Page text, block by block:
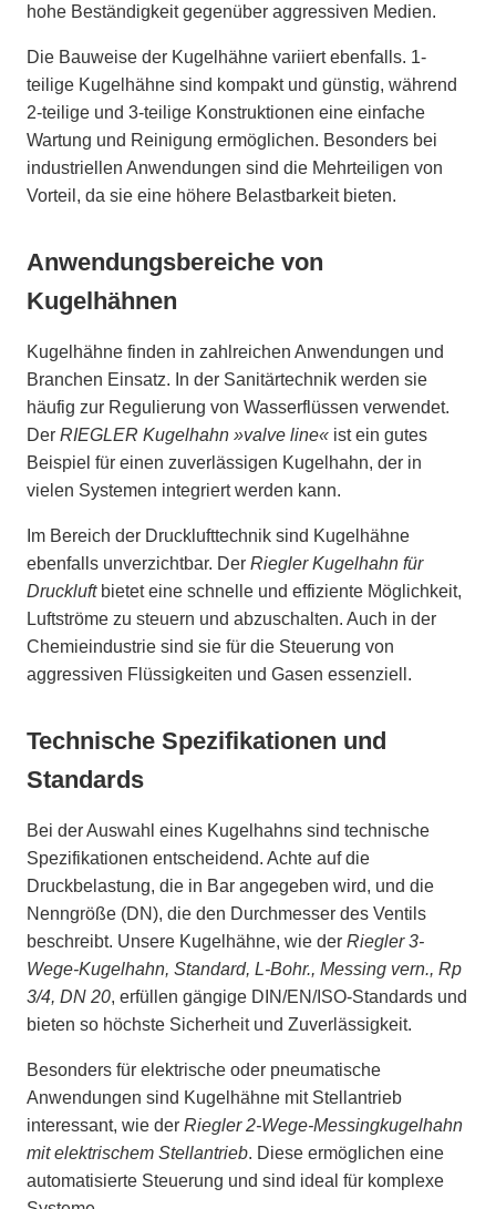
hohe Beständigkeit gegenüber aggressiven Medien.
Die Bauweise der Kugelhähne variiert ebenfalls. 1-
teilige Kugelhähne sind kompakt und günstig, während
2-teilige und 3-teilige Konstruktionen eine einfache
Wartung und Reinigung ermöglichen. Besonders bei
industriellen Anwendungen sind die Mehrteiligen von
Vorteil, da sie eine höhere Belastbarkeit bieten.
Anwendungsbereiche von
Kugelhähnen
Kugelhähne finden in zahlreichen Anwendungen und
Branchen Einsatz. In der Sanitärtechnik werden sie
häufig zur Regulierung von Wasserflüssen verwendet.
Der RIEGLER Kugelhahn »valve line« ist ein gutes
Beispiel für einen zuverlässigen Kugelhahn, der in
vielen Systemen integriert werden kann.
Im Bereich der Drucklufttechnik sind Kugelhähne
ebenfalls unverzichtbar. Der Riegler Kugelhahn für
Druckluftbietet eine schnelle und effiziente Möglichkeit,
Luftströme zu steuern und abzuschalten. Auch in der
Chemieindustrie sind sie für die Steuerung von
aggressiven Flüssigkeiten und Gasen essenziell.
Technische Spezifikationen und
Standards
Bei der Auswahl eines Kugelhahns sind technische
Spezifikationen entscheidend. Achte auf die
Druckbelastung, die in Bar angegeben wird, und die
Nenngröße (DN), die den Durchmesser des Ventils
beschreibt. Unsere Kugelhähne, wie der Riegler 3-
Wege-Kugelhahn, Standard, L-Bohr., Messing vern., Rp
3/4, DN 20, erfüllen gängige DIN/EN/ISO-Standards und
bieten so höchste Sicherheit und Zuverlässigkeit.
Besonders für elektrische oder pneumatische
Anwendungen sind Kugelhähne mit Stellantrieb
interessant, wie der Riegler 2-Wege-Messingkugelhahn
mit elektrischem Stellantrieb. Diese ermöglichen eine
automatisierte Steuerung und sind ideal für komplexe